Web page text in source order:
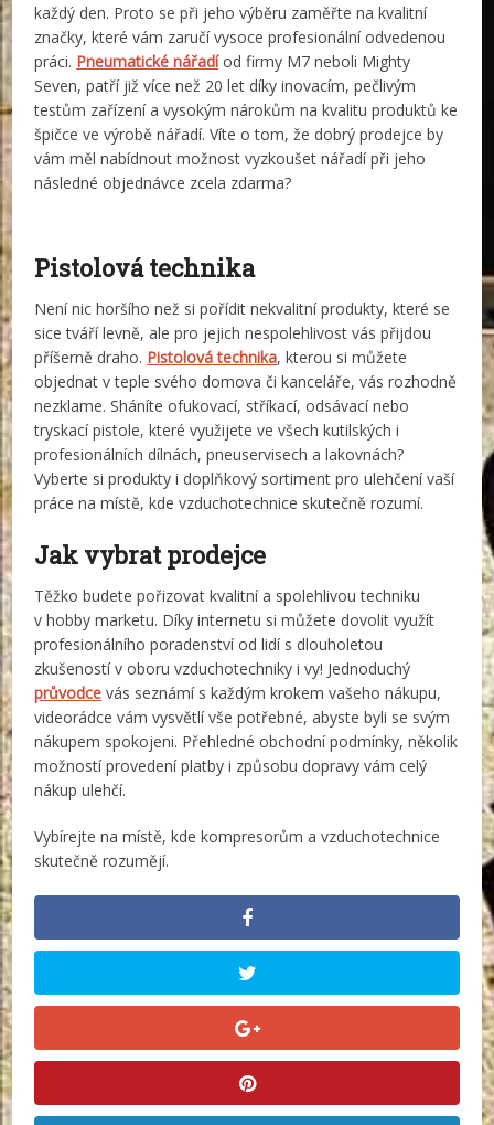
každý den. Proto se při jeho výběru zaměřte na kvalitní
značky, které vám zaručí vysoce profesionální odvedenou
práci. Pneumatické nářadí od firmy M7 neboli Mighty
Seven, patří již více než 20 let díky inovacím, pečlivým
testům zařízení a vysokým nárokům na kvalitu produktů ke
špičce ve výrobě nářadí. Víte o tom, že dobrý prodejce by
vám měl nabídnout možnost vyzkoušet nářadí při jeho
následné objednávce zcela zdarma?
Pistolová technika
Není nic horšího než si pořídit nekvalitní produkty, které se
sice tváří levně, ale pro jejich nespolehlivost vás přijdou
příšerně draho. Pistolová technika, kterou si můžete
objednat v teple svého domova či kanceláře, vás rozhodně
nezklame. Sháníte ofukovací, stříkací, odsávací nebo
tryskací pistole, které využijete ve všech kutilských i
profesionálních dílnách, pneuservisech a lakovnách?
Vyberte si produkty i doplňkový sortiment pro ulehčení vaší
práce na místě, kde vzduchotechnice skutečně rozumí.
Jak vybrat prodejce
Těžko budete pořizovat kvalitní a spolehlivou techniku
v hobby marketu. Díky internetu si můžete dovolit využít
profesionálního poradenství od lidí s dlouholetou
zkušeností v oboru vzduchotechniky i vy! Jednoduchý
průvodce vás seznámí s každým krokem vašeho nákupu,
videorádce vám vysvětlí vše potřebné, abyste byli se svým
nákupem spokojeni. Přehledné obchodní podmínky, několik
možností provedení platby i způsobu dopravy vám celý
nákup ulehčí.
Vybírejte na místě, kde kompresorům a vzduchotechnice
skutečně rozumějí.